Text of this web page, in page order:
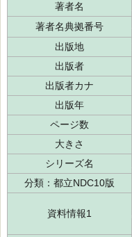
著者名
著者名典拠番号
出版地
出版者
出版者カナ
出版年
ページ数
大きさ
シリーズ名
分類：都立NDC10版
資料情報1